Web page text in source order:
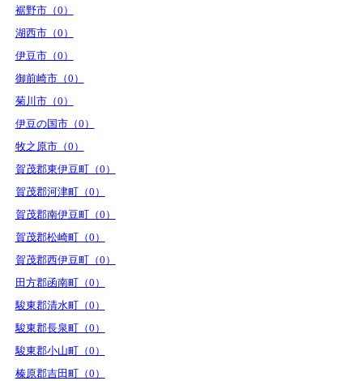
裾野市（0）
湖西市（0）
伊豆市（0）
御前崎市（0）
菊川市（0）
伊豆の国市（0）
牧之原市（0）
賀茂郡東伊豆町（0）
賀茂郡河津町（0）
賀茂郡南伊豆町（0）
賀茂郡松崎町（0）
賀茂郡西伊豆町（0）
田方郡函南町（0）
駿東郡清水町（0）
駿東郡長泉町（0）
駿東郡小山町（0）
榛原郡吉田町（0）